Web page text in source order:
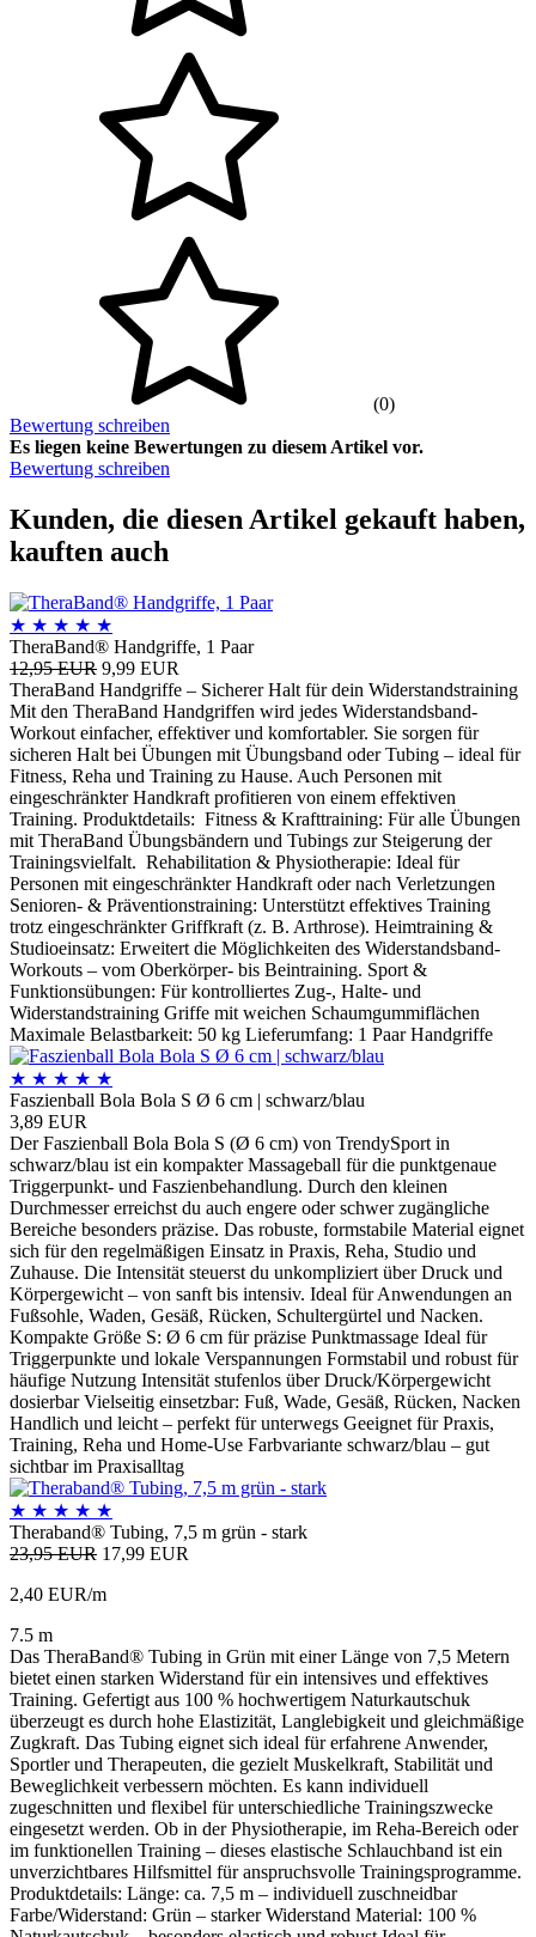
(0)
Bewertung schreiben
Es liegen keine Bewertungen zu diesem Artikel vor.
Bewertung schreiben
Kunden, die diesen Artikel gekauft haben,
kauften auch
★ ★ ★ ★ ★
TheraBand® Handgriffe, 1 Paar
12,95 EUR 9,99 EUR
TheraBand Handgriffe – Sicherer Halt für dein Widerstandstraining
Mit den TheraBand Handgriffen wird jedes Widerstandsband-
Workout einfacher, effektiver und komfortabler. Sie sorgen für
sicheren Halt bei Übungen mit Übungsband oder Tubing – ideal für
Fitness, Reha und Training zu Hause. Auch Personen mit
eingeschränkter Handkraft profitieren von einem effektiven
Training. Produktdetails: Fitness & Krafttraining: Für alle Übungen
mit TheraBand Übungsbändern und Tubings zur Steigerung der
Trainingsvielfalt. Rehabilitation & Physiotherapie: Ideal für
Personen mit eingeschränkter Handkraft oder nach Verletzungen
Senioren- & Präventionstraining: Unterstützt effektives Training
trotz eingeschränkter Griffkraft (z. B. Arthrose). Heimtraining &
Studioeinsatz: Erweitert die Möglichkeiten des Widerstandsband-
Workouts – vom Oberkörper- bis Beintraining. Sport &
Funktionsübungen: Für kontrolliertes Zug-, Halte- und
Widerstandstraining Griffe mit weichen Schaumgummiflächen
Maximale Belastbarkeit: 50 kg Lieferumfang: 1 Paar Handgriffe
★ ★ ★ ★ ★
Faszienball Bola Bola S Ø 6 cm | schwarz/blau
3,89 EUR
Der Faszienball Bola Bola S (Ø 6 cm) von TrendySport in
schwarz/blau ist ein kompakter Massageball für die punktgenaue
Triggerpunkt- und Faszienbehandlung. Durch den kleinen
Durchmesser erreichst du auch engere oder schwer zugängliche
Bereiche besonders präzise. Das robuste, formstabile Material eignet
sich für den regelmäßigen Einsatz in Praxis, Reha, Studio und
Zuhause. Die Intensität steuerst du unkompliziert über Druck und
Körpergewicht – von sanft bis intensiv. Ideal für Anwendungen an
Fußsohle, Waden, Gesäß, Rücken, Schultergürtel und Nacken.
Kompakte Größe S: Ø 6 cm für präzise Punktmassage Ideal für
Triggerpunkte und lokale Verspannungen Formstabil und robust für
häufige Nutzung Intensität stufenlos über Druck/Körpergewicht
dosierbar Vielseitig einsetzbar: Fuß, Wade, Gesäß, Rücken, Nacken
Handlich und leicht – perfekt für unterwegs Geeignet für Praxis,
Training, Reha und Home-Use Farbvariante schwarz/blau – gut
sichtbar im Praxisalltag
★ ★ ★ ★ ★
Theraband® Tubing, 7,5 m grün - stark
23,95 EUR 17,99 EUR
2,40 EUR/m
7.5 m
Das TheraBand® Tubing in Grün mit einer Länge von 7,5 Metern
bietet einen starken Widerstand für ein intensives und effektives
Training. Gefertigt aus 100 % hochwertigem Naturkautschuk
überzeugt es durch hohe Elastizität, Langlebigkeit und gleichmäßige
Zugkraft. Das Tubing eignet sich ideal für erfahrene Anwender,
Sportler und Therapeuten, die gezielt Muskelkraft, Stabilität und
Beweglichkeit verbessern möchten. Es kann individuell
zugeschnitten und flexibel für unterschiedliche Trainingszwecke
eingesetzt werden. Ob in der Physiotherapie, im Reha-Bereich oder
im funktionellen Training – dieses elastische Schlauchband ist ein
unverzichtbares Hilfsmittel für anspruchsvolle Trainingsprogramme.
Produktdetails: Länge: ca. 7,5 m – individuell zuschneidbar
Farbe/Widerstand: Grün – starker Widerstand Material: 100 %